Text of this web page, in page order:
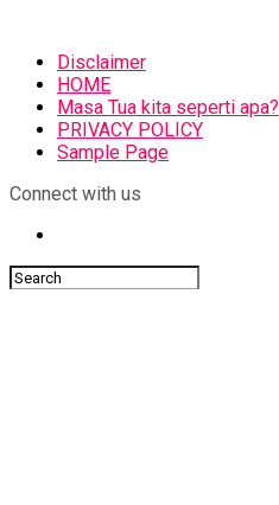
Disclaimer
HOME
Masa Tua kita seperti apa?
PRIVACY POLICY
Sample Page
Connect with us